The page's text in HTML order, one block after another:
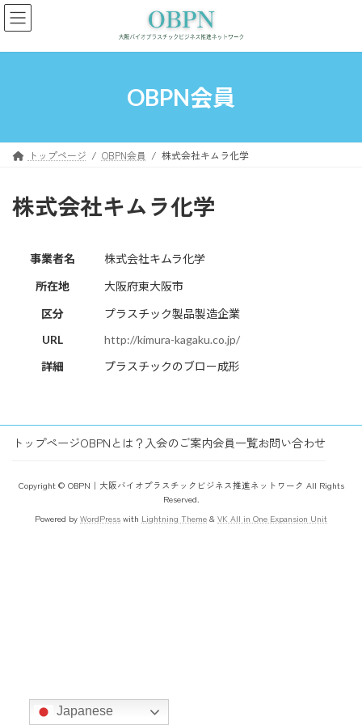
コ
ン
ン
ナ
ビ
ー
OBPN会員
トップページ OBPN会員 株式会社キムラ化学
株式会社キムラ化学
事業者名
株式会社キムラ化学
所在地
大阪府東大阪市
区分
プラスチック製品製造企業
URL
http://kimura-kagaku.co.jp/
詳細
プラスチックのブロー成形
トップページOBPNとは？ 入会のご案内会員一覧お問い合わせ
Copyright © OBPN｜大阪バイオプラスチックビジネス推進ネットワーク All Rights
Reserved.
Powered by WordPress with Lightning Theme & VK All in One Expansion Unit
Japanese